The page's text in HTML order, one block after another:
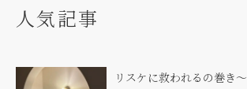
人気記事
リスケに救われるの巻き～